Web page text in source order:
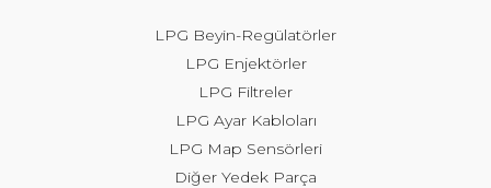
LPG Beyin-Regülatörler
LPG Enjektörler
LPG Filtreler
LPG Ayar Kabloları
LPG Map Sensörleri
Diğer Yedek Parça